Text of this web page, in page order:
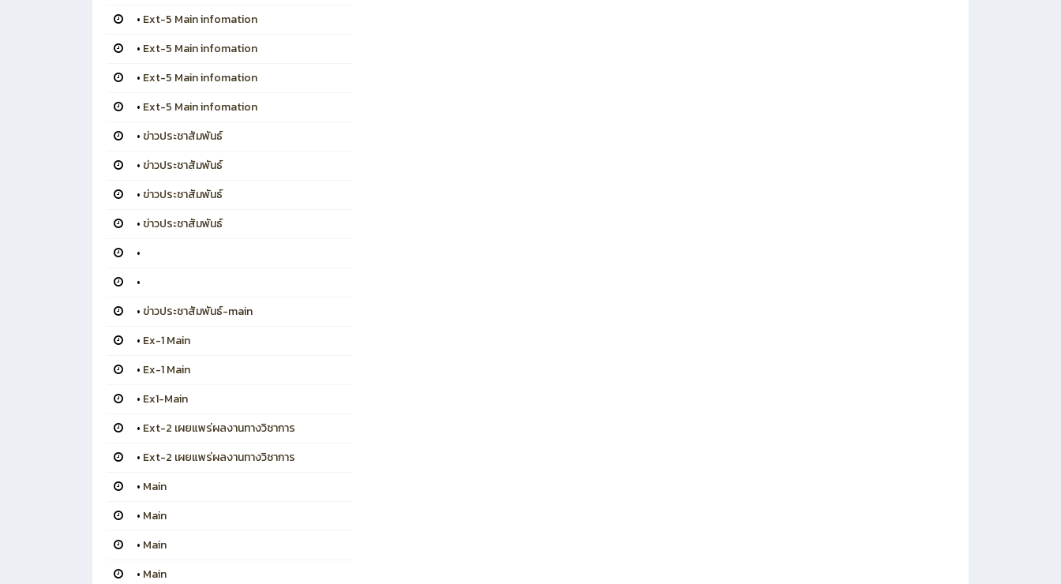
• Ext-5 Main infomation
• Ext-5 Main infomation
• Ext-5 Main infomation
• Ext-5 Main infomation
• ข่าวประชาสัมพันธ์
• ข่าวประชาสัมพันธ์
• ข่าวประชาสัมพันธ์
• ข่าวประชาสัมพันธ์
•
•
• ข่าวประชาสัมพันธ์-main
• Ex-1 Main
• Ex-1 Main
• Ex1-Main
• Ext-2 เผยแพร่ผลงานทางวิชาการ
• Ext-2 เผยแพร่ผลงานทางวิชาการ
• Main
• Main
• Main
• Main